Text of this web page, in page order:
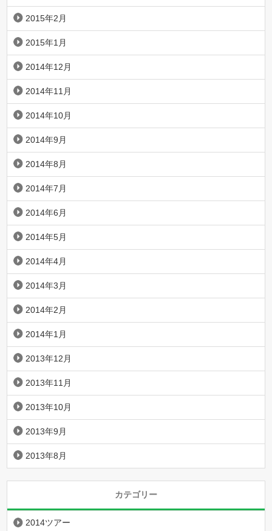
2015年2月
2015年1月
2014年12月
2014年11月
2014年10月
2014年9月
2014年8月
2014年7月
2014年6月
2014年5月
2014年4月
2014年3月
2014年2月
2014年1月
2013年12月
2013年11月
2013年10月
2013年9月
2013年8月
カテゴリー
2014ツアー